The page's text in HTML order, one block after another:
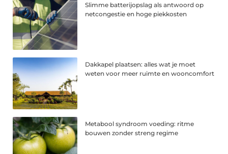
Slimme batterijopslag als antwoord op
netcongestie en hoge piekkosten
Dakkapel plaatsen: alles wat je moet
weten voor meer ruimte en wooncomfort
Metabool syndroom voeding: ritme
bouwen zonder streng regime